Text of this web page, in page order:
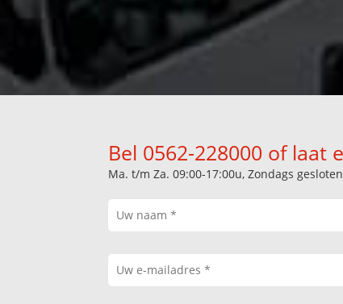
Bel 0562-228000 of
Ma. t/m Za. 09:00-17:00u, Zondags